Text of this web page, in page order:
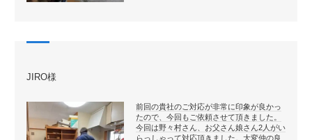
JIRO様
前回の貴社のご対応が非常に印象が良かっ
たので、今回もご依頼させて頂きました。
今回は野々村さん、お父さん娘さん2人がい
らっしゃって対応頂きました。大変仲の良